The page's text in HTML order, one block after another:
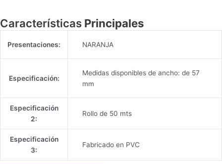
Características Principales
Presentaciones: NARANJA
Especificación:
Medidas disponibles de ancho: de 57
mm
Especificación
2:
Rollo de 50 mts
Especificación
3:
Fabricado en PVC